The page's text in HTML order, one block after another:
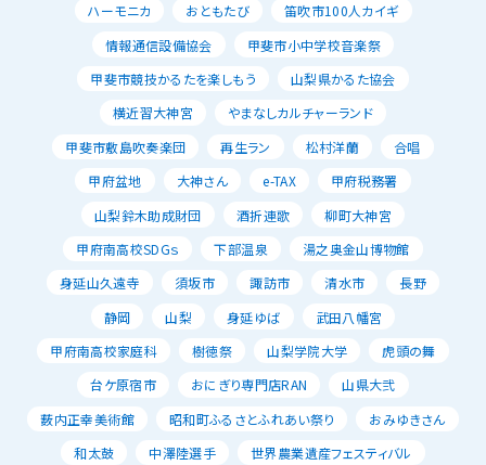
ハーモニカ
おともたび
笛吹市100人カイギ
情報通信設備協会
甲斐市小中学校音楽祭
甲斐市競技かるたを楽しもう
山梨県かるた協会
横近習大神宮
やまなしカルチャーランド
甲斐市敷島吹奏楽団
再生ラン 松村洋蘭
合唱
甲府盆地
大神さん e-TAX
甲府税務署
山梨鈴木助成財団
酒折連歌
柳町大神宮
甲府南高校SDGｓ
下部温泉
湯之奥金山博物館
身延山久遠寺
須坂市 諏訪市 清水市
長野
静岡
山梨 身延ゆば
武田八幡宮
甲府南高校家庭科
樹徳祭 山梨学院大学
虎頭の舞
台ケ原宿市
おにぎり専門店RAN
山県大弐
薮内正幸美術館
昭和町ふるさとふれあい祭り
おみゆきさん
和太鼓
中澤陸選手
世界農業遺産フェスティバル